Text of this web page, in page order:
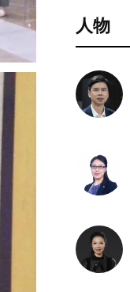
人物